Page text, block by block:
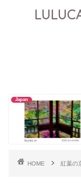
Japan
HOME 紅葉の